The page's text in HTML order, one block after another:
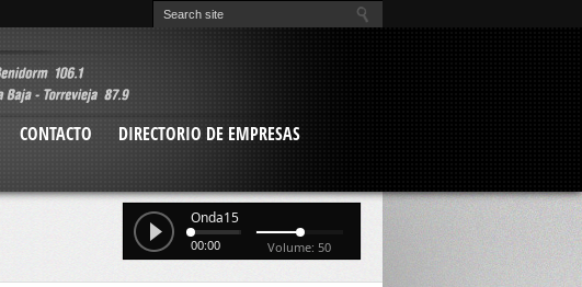
CONTACTO
DIRECTORIO DE EMPRESAS
Onda15
00:00 Volume: 50